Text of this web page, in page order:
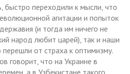
быстро переходили к мысли, что
агитации и попыток
(и тогда им ничего не
народ любит царей), так и наши
от страха к оптимизму.
говорит, что на Украине в
а в Узбекистане такого